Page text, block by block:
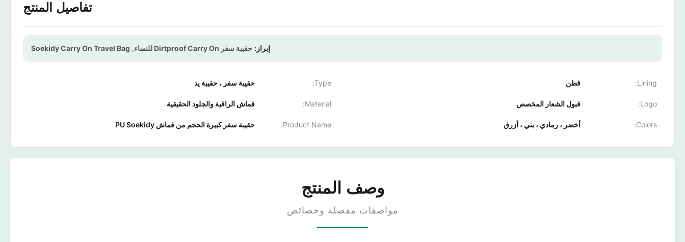
تفاصيل المنتج
إبراز: حقيبة سفر Dirtproof Carry On للنساء ,
Soekidy Carry On Travel Bag
Lining: قطن Type: حقيبة سفر ، حقيبة يد
Logo: قبول الشعار المخصص Material: قماش الراقية والجلود الحقيقية
Colors: أخضر ، رمادي ، بني ، أزرق Product Name: حقيبة سفر كبيرة الحجم من قماش PU Soekidy
وصف المنتج
مواصفات مفصلة وخصائص